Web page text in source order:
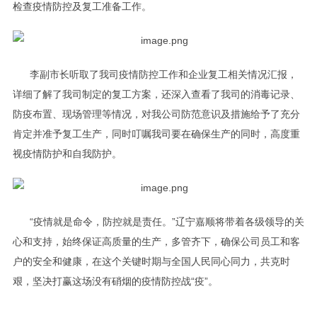
检查疫情防控及复工准备工作。
李副市长听取了我司疫情防控工作和企业复工相关情况汇报，
详细了解了我司制定的复工方案，还深入查看了我司的消毒记录、
防疫布置、现场管理等情况，对我公司防范意识及措施给予了充分
肯定并准予复工生产，同时叮嘱我司要在确保生产的同时，高度重
视疫情防护和自我防护。
“疫情就是命令，防控就是责任。”辽宁嘉顺将带着各级领导的关
心和支持，始终保证高质量的生产，多管齐下，确保公司员工和客
户的安全和健康，在这个关键时期与全国人民同心同力，共克时
艰，坚决打赢这场没有硝烟的疫情防控战“疫”。